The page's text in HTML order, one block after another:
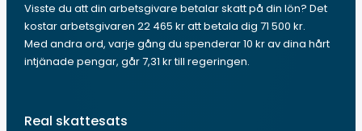
Visste du att din arbetsgivare betalar skatt på din lön? Det
kostar arbetsgivaren 22 465 kr att betala dig 71 500 kr.
Med andra ord, varje gång du spenderar 10 kr av dina hårt
intjänade pengar, går 7,31 kr till regeringen.
Real skattesats